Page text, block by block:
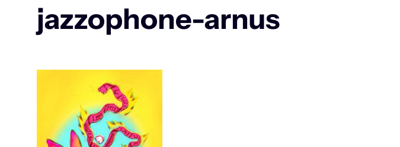
jazzophone-arnus